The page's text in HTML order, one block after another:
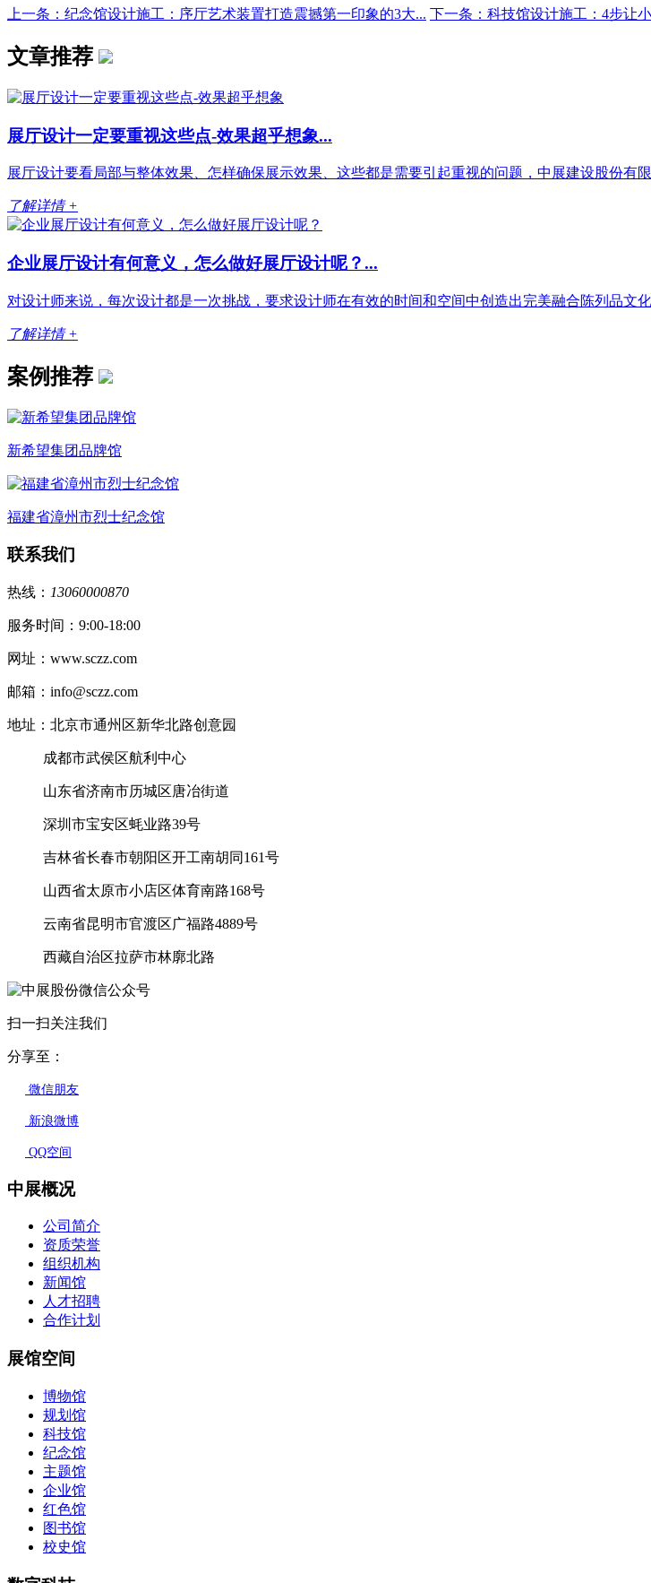
上一条：纪念馆设计施工：序厅艺术装置打造震撼第一印象的3大... 下一条：科技馆设计施工：4步让
文章推荐
展厅设计一定要重视这些点-效果超乎想象...
展厅设计要看局部与整体效果、怎样确保展示效果、这些都是需要引起重视的问题，中展建设股份有
了解详情 +
企业展厅设计有何意义，怎么做好展厅设计呢？...
对设计师来说，每次设计都是一次挑战，要求设计师在有效的时间和空间中创造出完美融合陈列品文
了解详情 +
案例推荐
新希望集团品牌馆
福建省漳州市烈士纪念馆
联系我们
热线： 13060000870
服务时间：9:00-18:00
网址：www.sczz.com
邮箱：info@sczz.com
地址：北京市通州区新华北路创意园
成都市武侯区航利中心
山东省济南市历城区唐冶街道
深圳市宝安区蚝业路39号
吉林省长春市朝阳区开工南胡同161号
山西省太原市小店区体育南路168号
云南省昆明市官渡区广福路4889号
西藏自治区拉萨市林廓北路
扫一扫关注我们
分享至：
微信朋友
新浪微博
QQ空间
中展概况
公司简介
资质荣誉
组织机构
新闻馆
人才招聘
合作计划
展馆空间
博物馆
规划馆
科技馆
纪念馆
主题馆
企业馆
红色馆
图书馆
校史馆